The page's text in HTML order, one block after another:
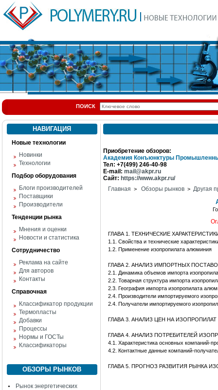
ПОИСК
НАВИГАЦИЯ
Новые технологии
Новинки
Технологии
Подбор оборудования
Блоги производителей
Поставщики
Производители
Тенденции рынка
Мнения и оценки
Новости и статистика
Сотрудничество
Реклама на сайте
Для авторов
Контакты
Справочная
Классификатор продукции
Термопласты
Добавки
Процессы
Нормы и ГОСТы
Классификаторы
ОБЗОРЫ РЫНКОВ
Рынок энергетических
Приобретение обзоров:
Академия Конъюнктуры
Тел: +7(499) 246-40-98
E-mail: mail@akpr.ru
Сайт: https://www.akpr.ru/
Главная > Обзоры рынков > Другая
ГЛАВА 1. ТЕХНИЧЕСКИЕ
1.1. Свойства и технические
1.2. Применение изопропилата алюминия
ГЛАВА 2. АНАЛИЗ ИМПОРТНЫХ
2.1. Динамика объемов импорта
2.2. Товарная структура импорта
2.3. География импорта изопропилата
2.4. Производители импортируемого
2.4. Получатели импортируемого
ГЛАВА 3. АНАЛИЗ ЦЕН НА
ГЛАВА 4. АНАЛИЗ ПОТРЕБИТЕЛЕЙ
4.1. Характеристика основных компаний-
4.2. Контактные данные компаний-
ГЛАВА 5. ПРОГНОЗ РАЗВИТИЯ РЫНКА